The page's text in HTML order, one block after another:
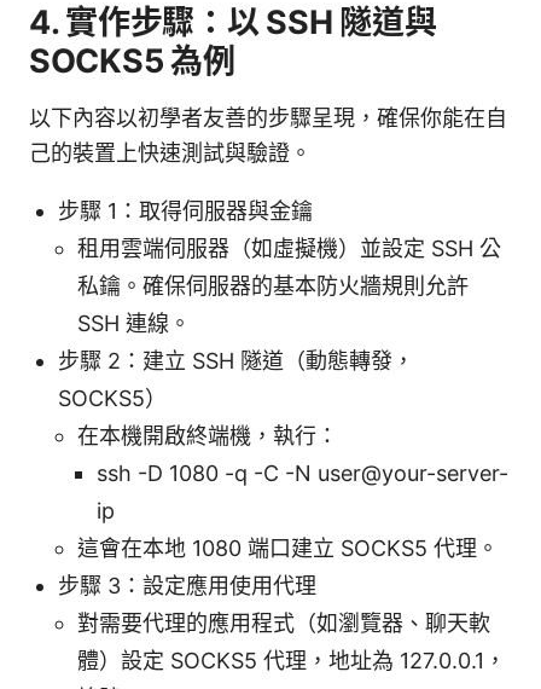
4. 實作步驟：以 SSH 隧道與
SOCKS5 為例
以下內容以初學者友善的步驟呈現，確保你能在自
己的裝置上快速測試與驗證。
步驟 1：取得伺服器與金鑰
租用雲端伺服器（如虛擬機）並設定 SSH 公
私鑰。確保伺服器的基本防火牆規則允許
SSH 連線。
步驟 2：建立 SSH 隧道（動態轉發，
SOCKS5）
在本機開啟終端機，執行：
ssh -D 1080 -q -C -N user@your-server-
ip
這會在本地 1080 端口建立 SOCKS5 代理。
步驟 3：設定應用使用代理
對需要代理的應用程式（如瀏覽器、聊天軟
體）設定 SOCKS5 代理，地址為 127.0.0.1，